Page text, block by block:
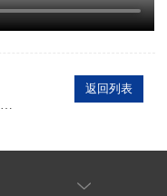
话麒麟信安杨涛董事长
返回列表